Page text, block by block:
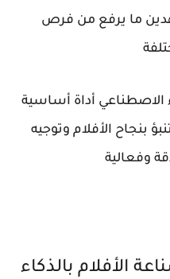
ما يرفع من فرص
الاصطناعي أداة أساسية
بنجاح الأفلام وتوجيه
وفعالية
الأفلام بالذكاء